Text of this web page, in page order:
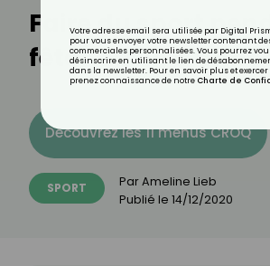
Faire du sport
fêtes de fin
Découvrez les 11 menus CROQ
SPORT ParAmeline Lieb
Publié le 14/12/2020
Votre adresse email sera utilisée par Digital
pour vous envoyer votre newsletter contenant
commerciales personnalisées. Vous pourrez
désinscrire en utilisant le lien de
dans la newsletter. Pour en savoir plus et exercer
prenez connaissance de notre Charte de